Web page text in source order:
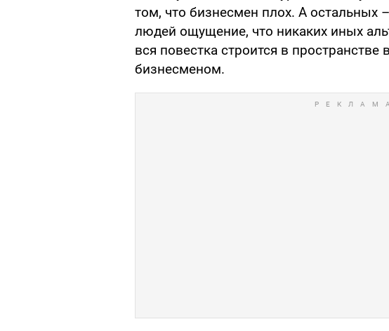
том, что бизнесмен плох. А остальных
людей ощущение, что никаких иных
вся повестка строится в
бизнесменом.